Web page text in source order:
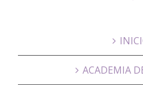
ACADEMIA